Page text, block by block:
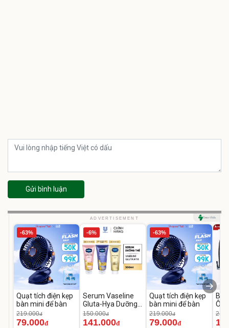
Gửi bình luận
ADVERTISEMENT
-63%
Quạt tích điện kẹp
bàn mini để bàn
219.000đ
79.000đ
-6%
Serum Vaseline
Gluta-Hya Dưỡng
Da Sáng Mịn Sau 7
Ngày
150.000đ
141.000đ
-63%
Quạt tích điện kẹp
bàn mini để bàn
219.000đ
79.000đ
Ô